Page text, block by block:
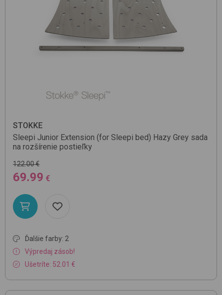
STOKKE
Sleepi Junior Extension (for Sleepi bed) Hazy Grey sada
na rozšírenie postieľky
122.00 €
69.99 €
Ďalšie farby: 2
Výpredaj zásob!
Ušetríte: 52.01 €